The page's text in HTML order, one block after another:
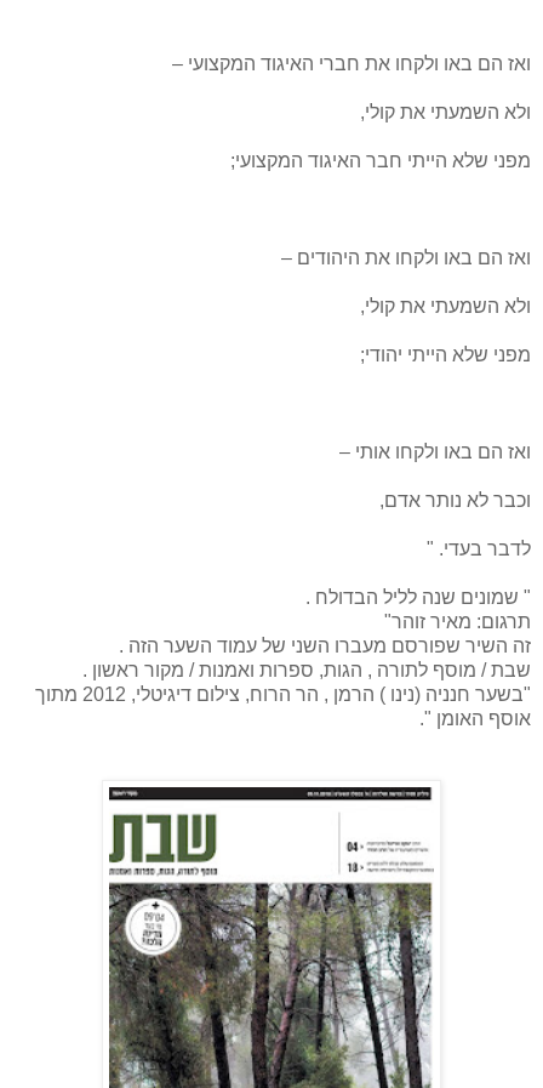
ואז הם באו ולקחו את חברי האיגוד המקצועי –
ולא השמעתי את קולי,
מפני שלא הייתי חבר האיגוד המקצועי;
ואז הם באו ולקחו את היהודים –
ולא השמעתי את קולי,
מפני שלא הייתי יהודי;
ואז הם באו ולקחו אותי –
וכבר לא נותר אדם,
לדבר בעדי. "
" שמונים שנה לליל הבדולח .
תרגום: מאיר זוהר"
זה השיר שפורסם מעברו השני של עמוד השער הזה .
שבת / מוסף לתורה , הגות, ספרות ואמנות / מקור ראשון .
"בשער חנניה (נינו ) הרמן , הר הרוח, צילום דיגיטלי, 2012 מתוך
אוסף האומן ".